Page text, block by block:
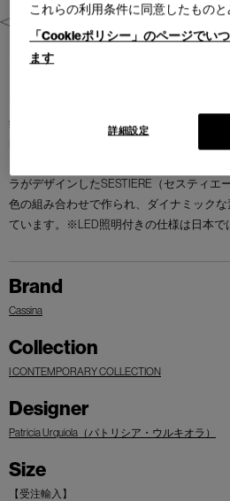
その名前が表現しているように、虚栄心
鋳造ガラスのムリーナを配置しています。
ラがデザインしたSESTIERE（セスティエ
色の組み合わせで作られ、ダイナミック
ています。※LED照明付きの仕様は日本で
Brand
Cassina
Collection
I CONTEMPORARY COLLECTION
Designer
Patricia Urquiola（パトリシア・ウルキオラ）
Size
【受注輸入】
これらの利用条件に同意したものと
「Cookieポリシー」のページでい
ます
詳細設定